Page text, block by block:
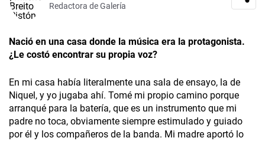
Redactora de Galería
Nació en una casa donde la música era la protagonista.
¿Le costó encontrar su propia voz?
En mi casa había literalmente una sala de ensayo, la de
Niquel, y yo jugaba ahí. Tomé mi propio camino porque
arranqué para la batería, que es un instrumento que mi
padre no toca, obviamente siempre estimulado y guiado
por él y los compañeros de la banda. Mi madre aportó lo